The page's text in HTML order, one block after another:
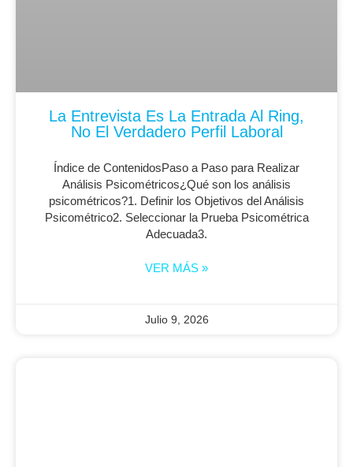
La Entrevista Es La Entrada Al Ring,
No El Verdadero Perfil Laboral
Índice de ContenidosPaso a Paso para Realizar
Análisis Psicométricos¿Qué son los análisis
psicométricos?1. Definir los Objetivos del Análisis
Psicométrico2. Seleccionar la Prueba Psicométrica
Adecuada3.
VER MÁS »
Julio 9, 2026